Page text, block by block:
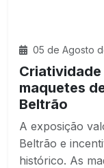
05 de Agosto
maquetes
Beltrão
A exposição
Beltrão e
histórico. As